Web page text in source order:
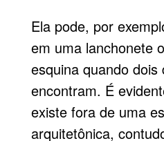
Ela pode, por
em uma lanchonete
esquina quando dois
encontram. É
existe fora de uma
arquitetônica,